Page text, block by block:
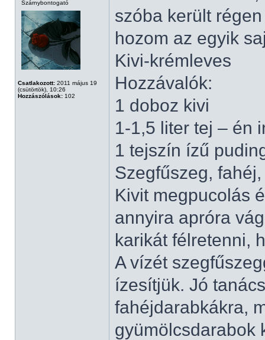
Szárnybontogató
Csatlakozott: 2011 május 19
(csütörtök), 10:26
Hozzászólások: 102
szóba került
hozom az egyik
Kivi-krémleves
Hozzávalók:
1 doboz kivi
1-1,5 liter tej – én
1 tejszín ízű
Szegfűszeg,
Kivit megpucolás
annyira apróra
karikát félretenni,
A vízét
ízesítjük. Jó
fahéjdarabkákra,
gyümölcsdarabok